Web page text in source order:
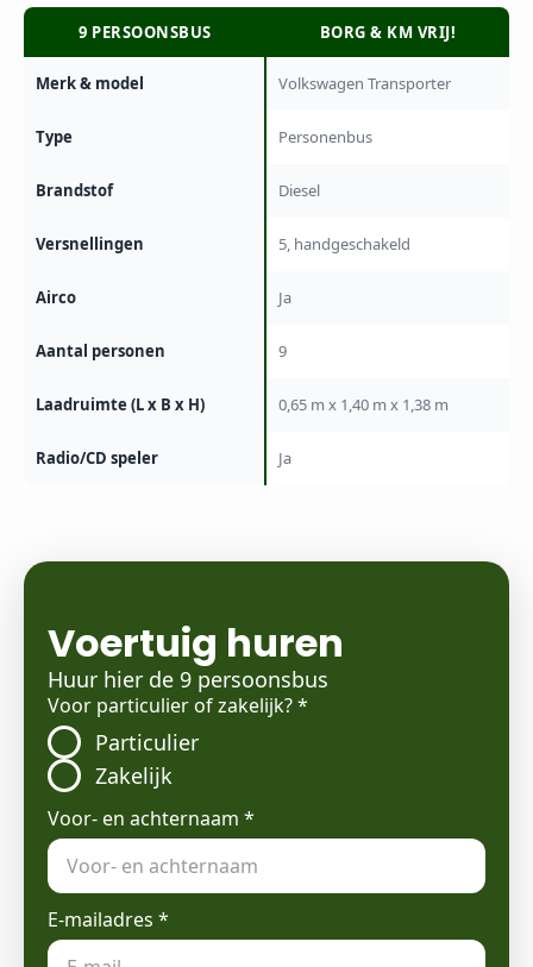
9 PERSOONSBUS BORG & KM VRIJ!
Merk & model Volkswagen Transporter
Type Personenbus
Brandstof Diesel
Versnellingen 5, handgeschakeld
Airco Ja
Aantal personen 9
Laadruimte (L x B x H) 0,65 m x 1,40 m x 1,38 m
Radio/CD speler Ja
Voertuig huren
Huur hier de 9 persoonsbus
Voor particulier of zakelijk?*
Particulier
Zakelijk
Voor- en achternaam *
E-mailadres *